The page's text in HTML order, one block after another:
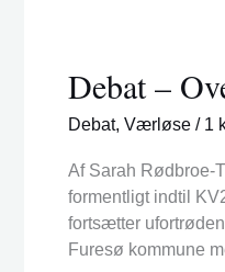
Debat –
Debat, Værløse / 1
Af Sarah Rødbroe-
formentligt indtil
fortsætter
Furesø kommune
Over
1.000
protesterer
”natur
i
bur”
på